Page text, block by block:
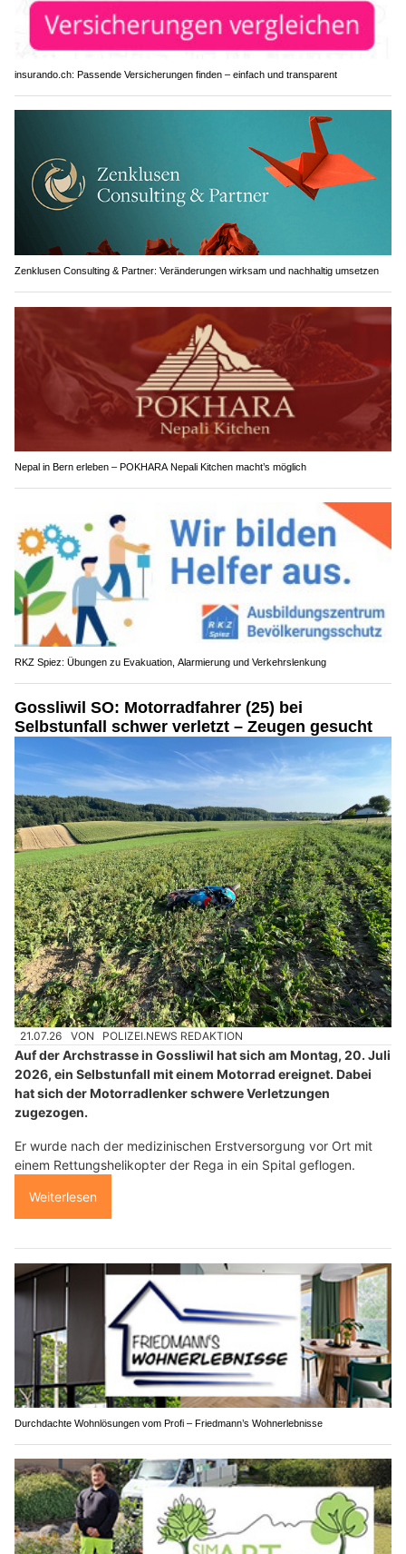
insurando.ch: Passende Versicherungen finden – einfach und transparent
Zenklusen Consulting & Partner: Veränderungen wirksam und nachhaltig umsetzen
Nepal in Bern erleben – POKHARA Nepali Kitchen macht’s möglich
RKZ Spiez: Übungen zu Evakuation, Alarmierung und Verkehrslenkung
Gossliwil SO: Motorradfahrer (25) bei
Selbstunfall schwer verletzt – Zeugen gesucht
21.07.26 VON POLIZEI.NEWS REDAKTION
Auf der Archstrasse in Gossliwil hat sich am Montag, 20. Juli
2026, ein Selbstunfall mit einem Motorrad ereignet. Dabei
hat sich der Motorradlenker schwere Verletzungen
zugezogen.
Er wurde nach der medizinischen Erstversorgung vor Ort mit
einem Rettungshelikopter der Rega in ein Spital geflogen.
Weiterlesen
Durchdachte Wohnlösungen vom Profi – Friedmann’s Wohnerlebnisse